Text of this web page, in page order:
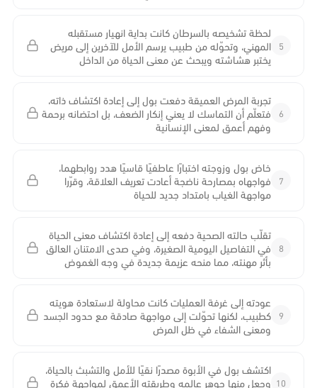
5
لحظة تشخيصه بالسرطان كانت بداية انهيار مستقبله
المهني، وتحوّله من طبيب يرسم الأمل للآخرين إلى مريض
يختبر هشاشته ويبحث عن معنى الحياة من الداخل
6
تجربة المرض العميقة دفعت بول إلى إعادة اكتشاف ذاته،
فتعلّم أن التماسك لا يعني إنكار الضعف، بل احتضانه برحمة
وفهم أعمق لمعنى الإنسانية
7
خاض بول وزوجته اختبارًا عاطفيًا قاسيًا هدد روابطهما،
فواجهاه بمصارحة ناضجة أعادت تعريف العلاقة، وقرّرا
مواجهة الغياب بامتداد جديد للحياة
8
تقلّب حالته الصحية دفعه إلى إعادة اكتشاف معنى الحياة
في التفاصيل اليومية الصغيرة، وفي صدى الامتنان العالق
بأثر مهنته، مما منحه عزيمة جديدة في وجه الغموض
9
عودته إلى غرفة العمليات كانت محاولة لاستعادة هويته
كطبيب، لكنها تحوّلت إلى مواجهة صادقة مع حدود الجسد
ومعنى الشفاء في ظل المرض
10
اكتشف بول في الأبوة مصدرًا نقيًا للأمل والتشبث بالحياة،
وجعل منها جوهر عالمه وطريقته الأعمق لمواجهة فكرة